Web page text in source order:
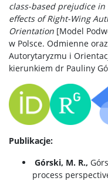
class-based prejudice
effects of Right-Wing
Orientation [Model
w Polsce. Odmienne
Autorytaryzmu i
kierunkiem dr Pauliny
Publikacje:
Górski, M. R.,
process